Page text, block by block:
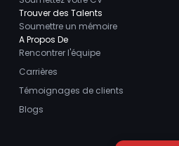
Trouver des Talents
Soumettre un mémoire
A Propos De
Rencontrer l'équipe
Carrières
Témoignages de clients
Blogs